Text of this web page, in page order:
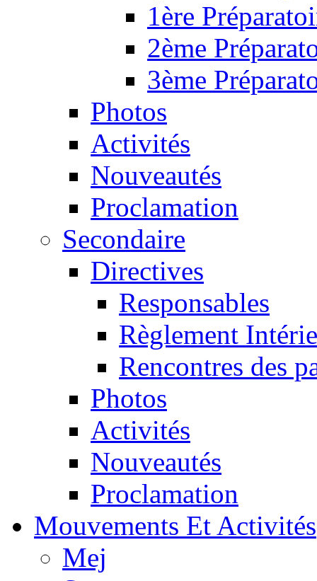
1ère
2ème
3ème
Photos
Activités
Nouveautés
Proclamation
Secondaire
Directives
Responsables
Règlement
Rencontres des
Photos
Activités
Nouveautés
Proclamation
Mouvements Et Activités
Mej